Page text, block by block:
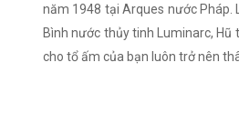
năm 1948 tại Arques nước Pháp.
Bình nước thủy tinh Luminarc,
cho tổ ấm của bạn luôn trở nên